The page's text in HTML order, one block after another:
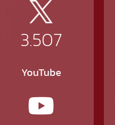
3.507
YouTube